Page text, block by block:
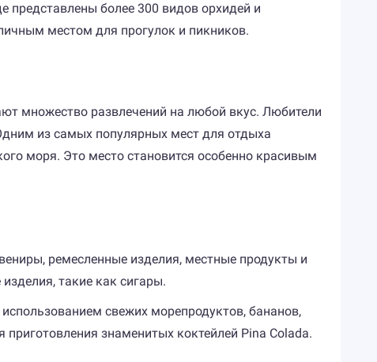
представлены более 300 видов орхидей и
местом для прогулок и пикников.
множество развлечений на любой вкус. Любители
из самых популярных мест для отдыха
моря. Это место становится особенно красивым
ремесленные изделия, местные продукты и
такие как сигары.
свежих морепродуктов, бананов,
знаменитых коктейлей Pina Colada.